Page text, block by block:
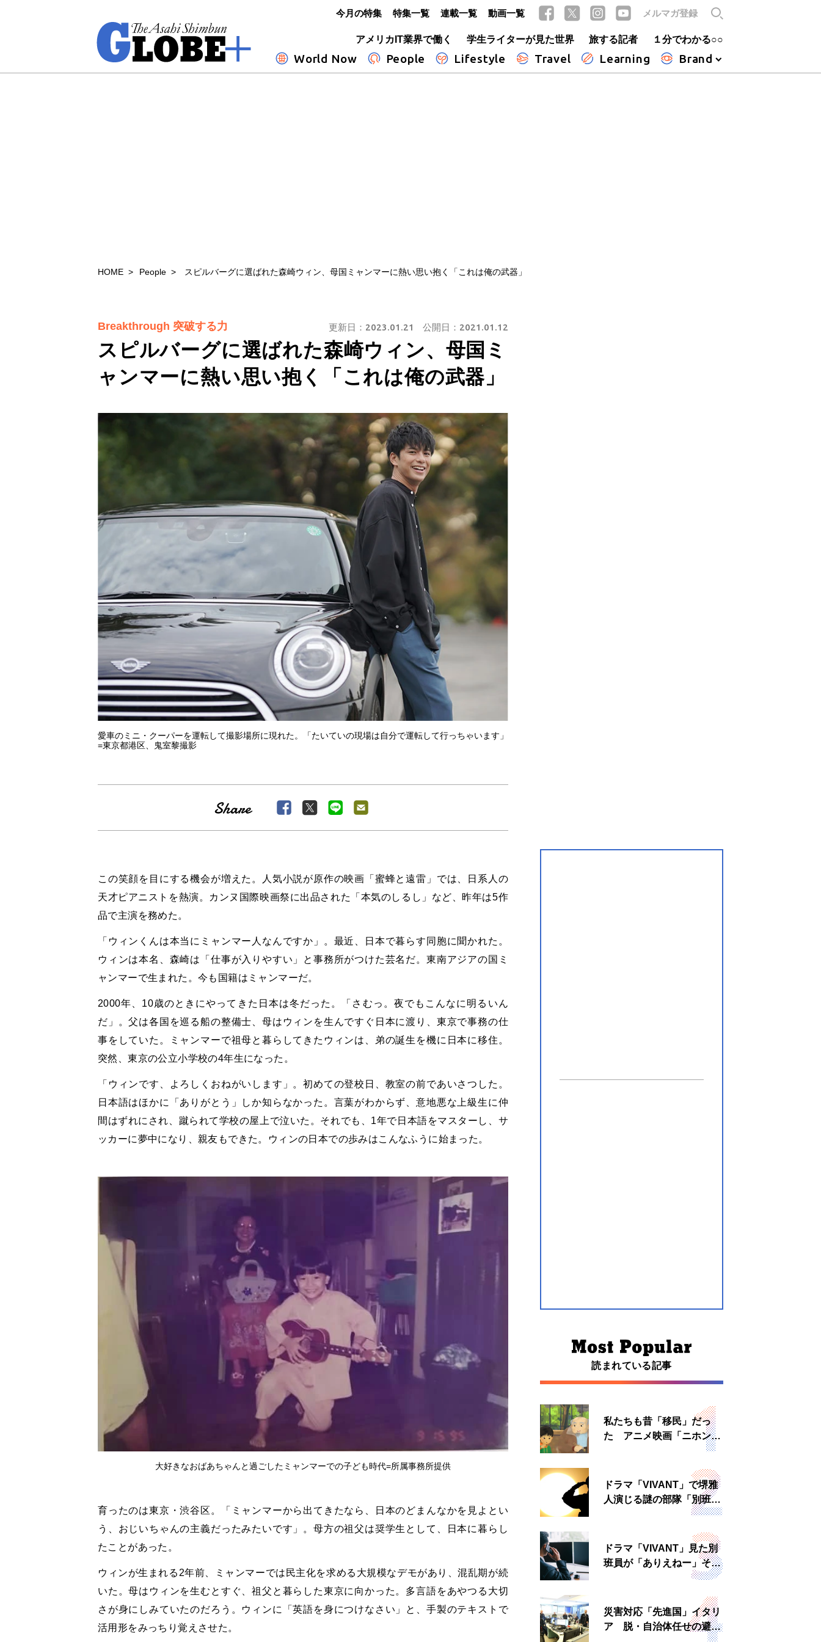
アメリカIT業界で働く
学生ライターが見た世界 旅する記者 １分でわかる○○
World Now People Lifestyle Travel Learning Brand
今月の特集 特集一覧 連載一覧 動画一覧 メルマガ登録
HOME People スピルバーグに選ばれた森崎ウィン、母国ミャンマーに熱い思い抱く「これは俺の武器」
スピルバーグに選ばれた森崎ウィン、母国ミ
ャンマーに熱い思い抱く「これは俺の武器」
Breakthrough 突破する力 更新日： 2023.01.21 公開日： 2021.01.12
愛車のミニ・クーパーを運転して撮影場所に現れた。「たいていの現場は自分で運転して行っちゃいます」
=東京都港区、鬼室黎撮影
この笑顔を目にする機会が増えた。人気小説が原作の映画「蜜蜂と遠雷」では、日系人の
天才ピアニストを熱演。カンヌ国際映画祭に出品された「本気のしるし」など、昨年は5作
品で主演を務めた。
「ウィンくんは本当にミャンマー人なんですか」。最近、日本で暮らす同胞に聞かれた。
ウィンは本名、森崎は「仕事が入りやすい」と事務所がつけた芸名だ。東南アジアの国ミ
ャンマーで生まれた。今も国籍はミャンマーだ。
2000年、10歳のときにやってきた日本は冬だった。「さむっ。夜でもこんなに明るいん
だ」。父は各国を巡る船の整備士、母はウィンを生んですぐ日本に渡り、東京で事務の仕
事をしていた。ミャンマーで祖母と暮らしてきたウィンは、弟の誕生を機に日本に移住。
突然、東京の公立小学校の4年生になった。
「ウィンです、よろしくおねがいします」。初めての登校日、教室の前であいさつした。
日本語はほかに「ありがとう」しか知らなかった。言葉がわからず、意地悪な上級生に仲
間はずれにされ、蹴られて学校の屋上で泣いた。それでも、1年で日本語をマスターし、サ
ッカーに夢中になり、親友もできた。ウィンの日本での歩みはこんなふうに始まった。
大好きなおばあちゃんと過ごしたミャンマーでの子ども時代=所属事務所提供
育ったのは東京・渋谷区。「ミャンマーから出てきたなら、日本のどまんなかを見よとい
う、おじいちゃんの主義だったみたいです」。母方の祖父は奨学生として、日本に暮らし
たことがあった。
ウィンが生まれる2年前、ミャンマーでは民主化を求める大規模なデモがあり、混乱期が続
いた。母はウィンを生むとすぐ、祖父と暮らした東京に向かった。多言語をあやつる大切
さが身にしみていたのだろう。ウィンに「英語を身につけなさい」と、手製のテキストで
活用形をみっちり覚えさせた。
読まれている記事
私たちも昔「移民」だっ
た アニメ映画「ニホンジ
ドラマ「VIVANT」で堺雅
人演じる謎の部隊「別班」
は実在する？内情知る人物
ドラマ「VIVANT」見た別
班員が「ありえねー」その
理由とは 非公然組織ゆえ
災害対応「先進国」イタリ
ア 脱・自治体任せの避難